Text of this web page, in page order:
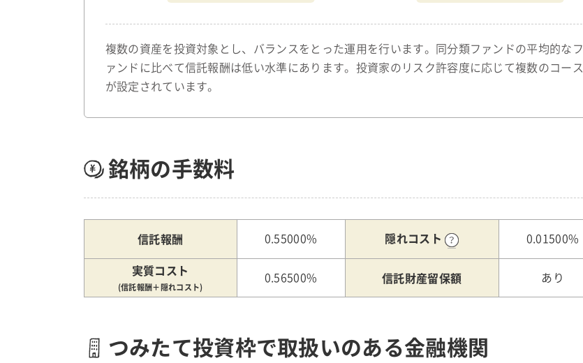
複数の資産を投資対象とし、バランスをとった運用を行います。同分類ファンドの平均的なフ
ァンドに比べて信託報酬は低い水準にあります。投資家のリスク許容度に応じて複数のコース
が設定されています。
銘柄の手数料
信託報酬 0.55000% 隠れコスト 0.01500%
実質コスト
(信託報酬＋隠れコスト)
0.56500% 信託財産留保額 あり
つみたて投資枠で取扱いのある金融機関